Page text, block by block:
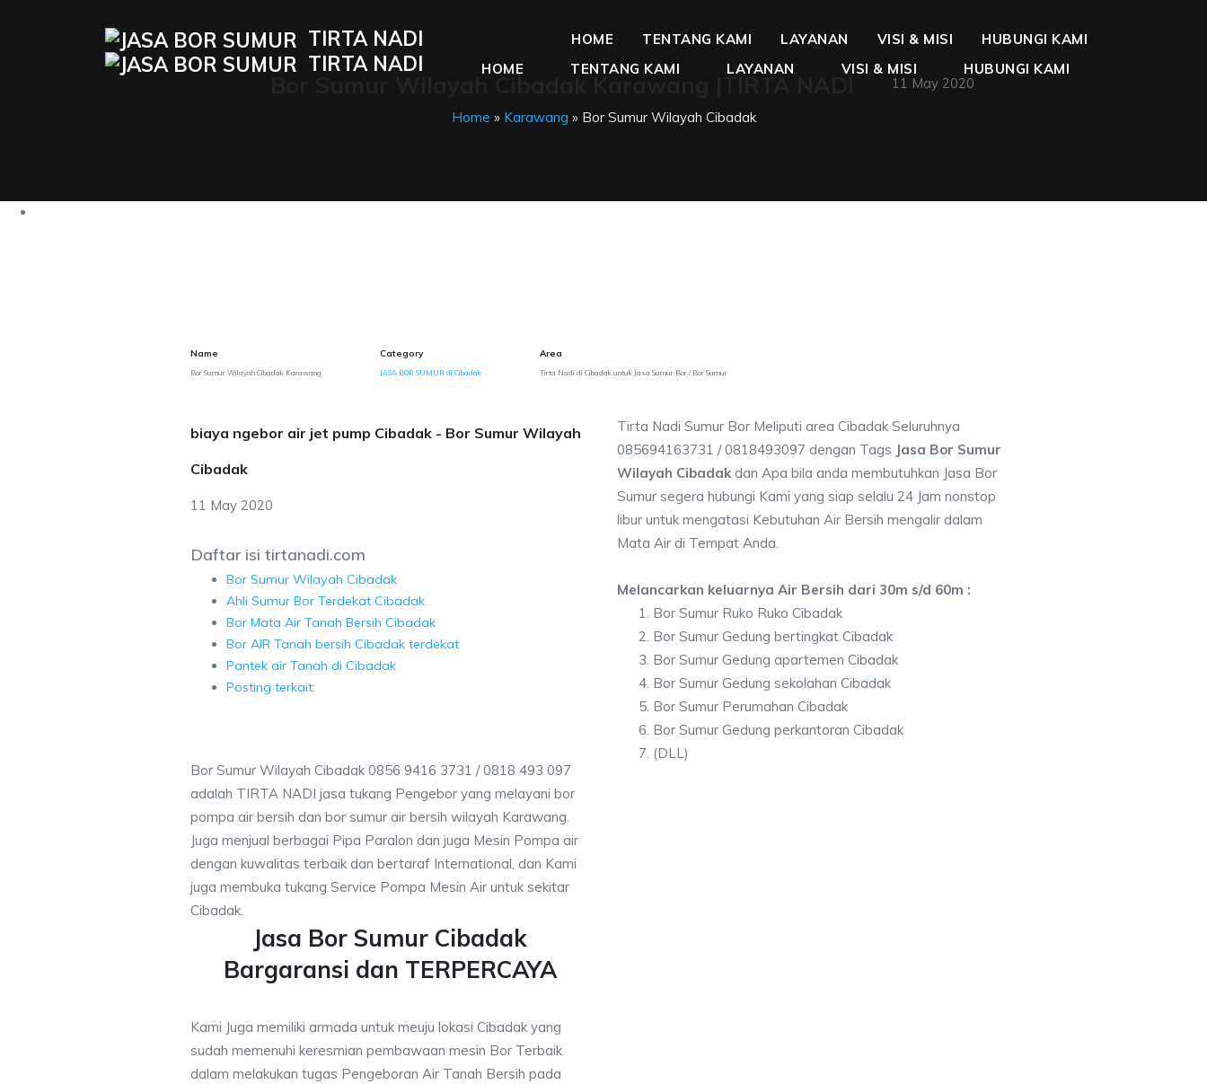
TIRTA NADI HOME TENTANG KAMI LAYANAN VISI & MISI HUBUNGI KAMI
11 May 2020
Home » Karawang » Bor Sumur Wilayah Cibadak
Name
Bor Sumur Wilayah Cibadak Karawang
Category
JASA BOR SUMUR di Cibadak
Area
Tirta Nadi di Cibadak untuk Jasa Sumur Bor / Bor Sumur
biaya ngebor air jet pump Cibadak - Bor Sumur Wilayah
Cibadak
11 May 2020
Daftar isi tirtanadi.com
Bor Sumur Wilayah Cibadak
Ahli Sumur Bor Terdekat Cibadak
Bor Mata Air Tanah Bersih Cibadak
Bor AIR Tanah bersih Cibadak terdekat
Pantek air Tanah di Cibadak
Posting terkait:
Bor Sumur Wilayah Cibadak 0856 9416 3731 / 0818 493 097
adalah TIRTA NADI jasa tukang Pengebor yang melayani bor
pompa air bersih dan bor sumur air bersih wilayah Karawang.
Juga menjual berbagai Pipa Paralon dan juga Mesin Pompa air
dengan kuwalitas terbaik dan bertaraf International, dan Kami
juga membuka tukang Service Pompa Mesin Air untuk sekitar
Cibadak.
Jasa Bor Sumur Cibadak
Bargaransi dan TERPERCAYA
Tirta Nadi Sumur Bor Meliputi area Cibadak Seluruhnya
085694163731 / 0818493097 dengan Tags Jasa Bor Sumur
Wilayah Cibadak dan Apa bila anda membutuhkan Jasa Bor
Sumur segera hubungi Kami yang siap selalu 24 Jam nonstop
libur untuk mengatasi Kebutuhan Air Bersih mengalir dalam
Mata Air di Tempat Anda.
Melancarkan keluarnya Air Bersih dari 30m s/d 60m :
Bor Sumur Ruko Ruko Cibadak
Bor Sumur Gedung bertingkat Cibadak
Bor Sumur Gedung apartemen Cibadak
Bor Sumur Gedung sekolahan Cibadak
Bor Sumur Perumahan Cibadak
Bor Sumur Gedung perkantoran Cibadak
(DLL)
Kami Juga memiliki armada untuk meuju lokasi Cibadak yang
sudah memenuhi keresmian pembawaan mesin Bor Terbaik
dalam melakukan tugas Pengeboran Air Tanah Bersih pada
TIRTA NADI HOME TENTANG KAMI LAYANAN VISI & MISI HUBUNGI KAMI